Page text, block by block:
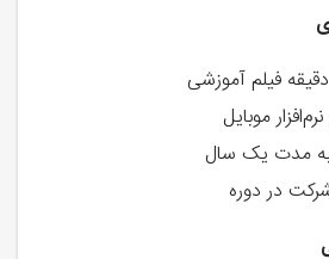
موبایل
به مدت یک سال
در دوره